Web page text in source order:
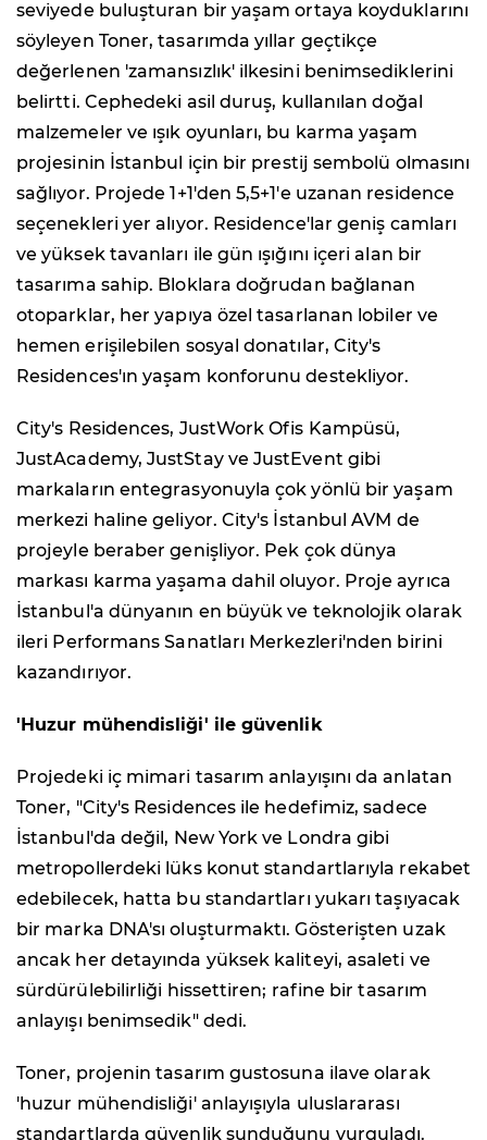
seviyede buluşturan bir yaşam ortaya koyduklarını
söyleyen Toner, tasarımda yıllar geçtikçe
değerlenen 'zamansızlık' ilkesini benimsediklerini
belirtti. Cephedeki asil duruş, kullanılan doğal
malzemeler ve ışık oyunları, bu karma yaşam
projesinin İstanbul için bir prestij sembolü olmasını
sağlıyor. Projede 1+1'den 5,5+1'e uzanan residence
seçenekleri yer alıyor. Residence'lar geniş camları
ve yüksek tavanları ile gün ışığını içeri alan bir
tasarıma sahip. Bloklara doğrudan bağlanan
otoparklar, her yapıya özel tasarlanan lobiler ve
hemen erişilebilen sosyal donatılar, City's
Residences'ın yaşam konforunu destekliyor.
City's Residences, JustWork Ofis Kampüsü,
JustAcademy, JustStay ve JustEvent gibi
markaların entegrasyonuyla çok yönlü bir yaşam
merkezi haline geliyor. City's İstanbul AVM de
projeyle beraber genişliyor. Pek çok dünya
markası karma yaşama dahil oluyor. Proje ayrıca
İstanbul'a dünyanın en büyük ve teknolojik olarak
ileri Performans Sanatları Merkezleri'nden birini
kazandırıyor.
'Huzur mühendisliği' ile güvenlik
Projedeki iç mimari tasarım anlayışını da anlatan
Toner, "City's Residences ile hedefimiz, sadece
İstanbul'da değil, New York ve Londra gibi
metropollerdeki lüks konut standartlarıyla rekabet
edebilecek, hatta bu standartları yukarı taşıyacak
bir marka DNA'sı oluşturmaktı. Gösterişten uzak
ancak her detayında yüksek kaliteyi, asaleti ve
sürdürülebilirliği hissettiren; rafine bir tasarım
anlayışı benimsedik" dedi.
Toner, projenin tasarım gustosuna ilave olarak
'huzur mühendisliği' anlayışıyla uluslararası
standartlarda güvenlik sunduğunu vurguladı.